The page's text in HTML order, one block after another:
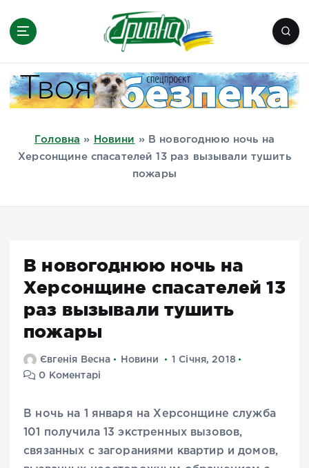
Миколаїв, Одеса, Мелітополь
Головна » Новини »
В новогоднюю ночь на
Херсонщине спасателей 13 раз вызывали тушить
пожары
В новогоднюю ночь на
Херсонщине спасателей 13
раз вызывали тушить
пожары
Євгенія Весна Новини
1 Січня, 2018
0 Коментарі
В ночь на 1 января на Херсонщине служба
101 получила 13 экстренных вызовов,
связанных с загораниями квартир и домов,